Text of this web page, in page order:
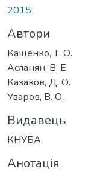
2015
Автори
Кащенко, Т. О.
Асланян, В. Е.
Казаков, Д. О.
Уваров, В. О.
Видавець
КНУБА
Анотація